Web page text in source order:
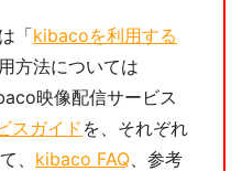
「kibacoを利用する
方法については
映像配信サービス
スガイド を、それぞれ
、 kibaco FAQ、参考